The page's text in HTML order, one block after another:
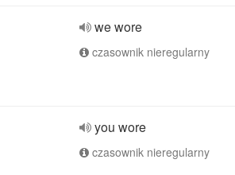
we wore
czasownik nieregularny
you wore
czasownik nieregularny